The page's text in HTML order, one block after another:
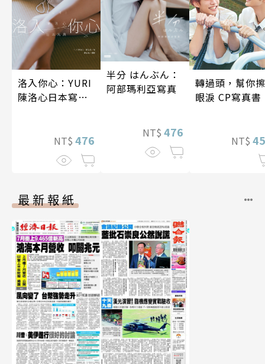
洛入你心：YURI
陳洛心日本寫真
NT$ 476
半分 はんぶん：
阿部瑪利亞寫真
NT$ 476
轉過頭，幫你擦
眼淚 CP寫真書
NT$
最新報紙